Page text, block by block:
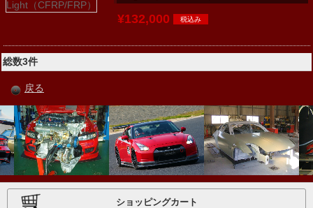
¥132,000
総数3件
戻る
ショッピングカート